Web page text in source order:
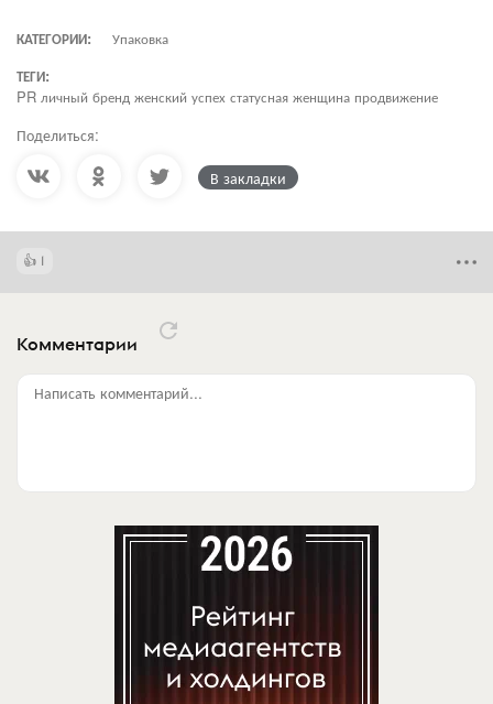
КАТЕГОРИИ:
Упаковка
ТЕГИ:
PR личный бренд женский успех статусная женщина продвижение
Поделиться:
В закладки
1
Комментарии
Написать комментарий...